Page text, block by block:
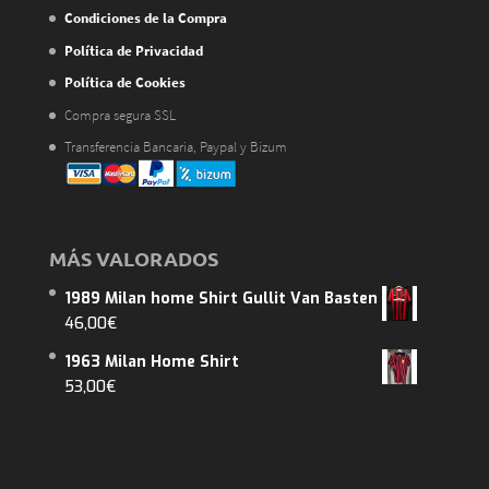
Condiciones de la Compra
Política de Privacidad
Política de Cookies
Compra segura SSL
Transferencia Bancaria, Paypal y Bizum
MÁS VALORADOS
1989 Milan home Shirt Gullit Van Basten
46,00€
1963 Milan Home Shirt
53,00€